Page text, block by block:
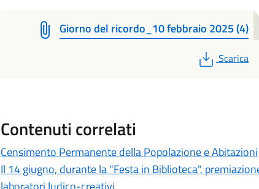
Giorno del ricordo_10 febbraio 2025 (4)
PDF
Scarica
Contenuti correlati
Censimento Permanente della Popolazione e Abitazioni
Il 14 giugno, durante la "Festa in Biblioteca",